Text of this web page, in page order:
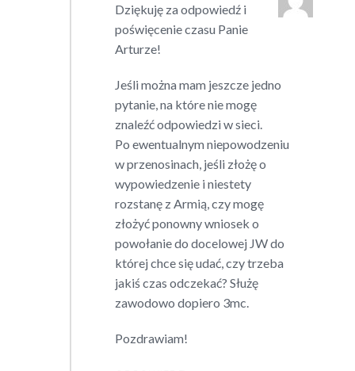
Dziękuję za odpowiedź i
poświęcenie czasu Panie
Arturze!
Jeśli można mam jeszcze jedno
pytanie, na które nie mogę
znaleźć odpowiedzi w sieci.
Po ewentualnym niepowodzeniu
w przenosinach, jeśli złożę o
wypowiedzenie i niestety
rozstanę z Armią, czy mogę
złożyć ponowny wniosek o
powołanie do docelowej JW do
której chce się udać, czy trzeba
jakiś czas odczekać? Służę
zawodowo dopiero 3mc.
Pozdrawiam!